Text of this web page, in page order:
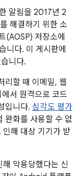
알림을 2017년 2
해결하기 위한 소
(AOSP) 저장소에
니다. 이 게시판에
니다.
리할 때 이메일, 웹
서 원격으로 코드
입니다. 심각도 평가
완화를 사용할 수 없
인해 대상 기기가 받
악용당했다는 신